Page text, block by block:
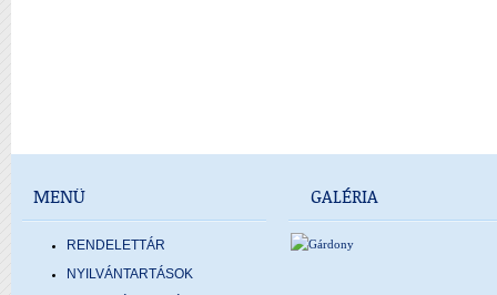
MENÜ
RENDELETTÁR
NYILVÁNTARTÁSOK
GALÉRIA